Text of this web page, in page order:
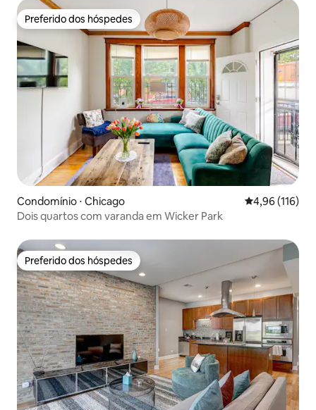
Preferido dos hóspedes
Preferido dos hóspedes
Condomínio ⋅ Chicago 4,96 de uma
4,96 (116)
Dois quartos com varanda em Wicker Park
Preferido dos hóspedes
Preferido dos hóspedes